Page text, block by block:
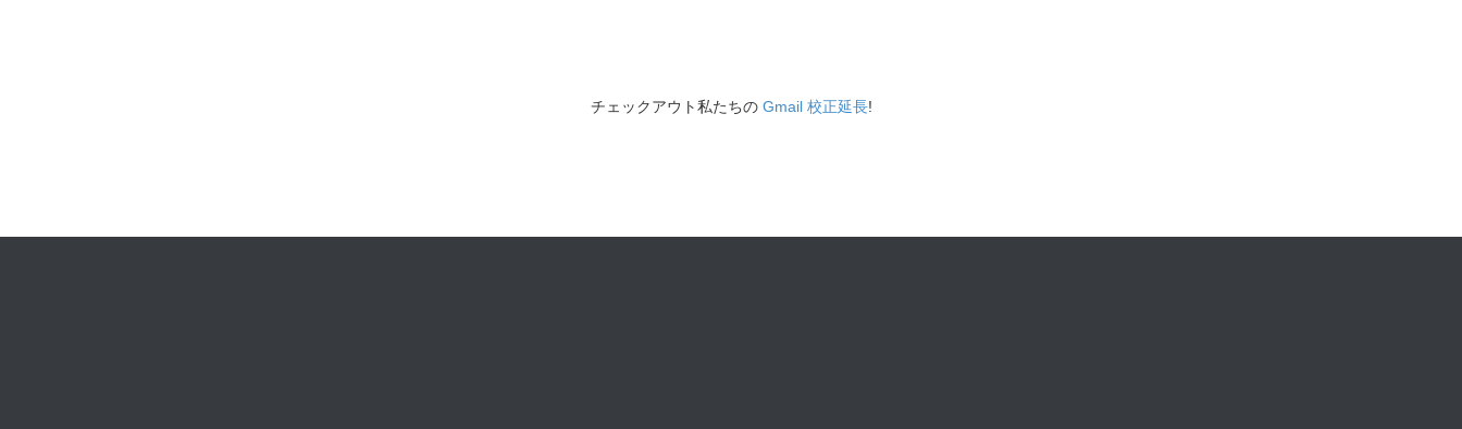
チェックアウト私たちの Gmail 校正延長!